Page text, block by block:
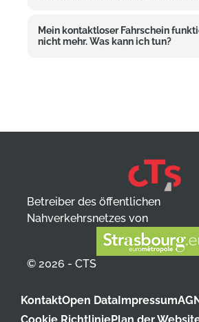
Mein kontaktloser Fahrschein
nicht mehr. Was kann ich tun?
Betreiber des öffentlichen
Nahverkehrsnetzes von
© 2026 - CTS
KontaktOpen DataImpressum
Cookie RichtliniePlan der